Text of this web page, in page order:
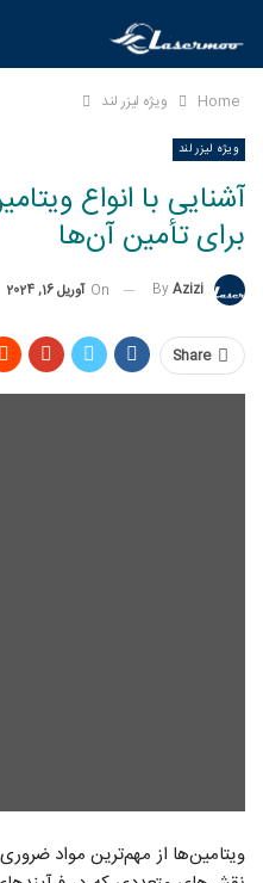
Home ویژه لیزر لند
ویژه لیزر لند
آشنایی با انواع
برای تأمین آن‌ها
ByAzizi
On آوریل 16, 2024
Share
ویتامین‌ها از مهم‌ترین مواد